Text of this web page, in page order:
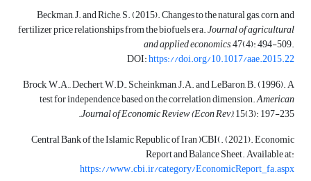
Beckman, J. and Riche, S. (2015). Changes to the natural gas, corn, and
fertilizer price relationships from the biofuels era.Journal of agricultural
and applied economics, 47(4): 494-509.
DOI:https://doi.org/10.1017/aae.2015.22
Brock, W.A., Dechert, W.D., Scheinkman, J.A. and LeBaron, B. (1996). A
test for independence based on the correlation dimension.American
Journal of Economic Review (Econ Rev), 15(3): 197-235.
Central Bank of the Islamic Republic of Iran )CBI(. (2021). Economic
Report and Balance Sheet. Available at:
https://www.cbi.ir/category/EconomicReport_fa.aspx